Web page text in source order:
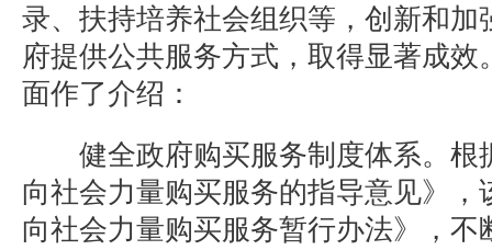
录、扶持培养社会组织等，创新和加
府提供公共服务方式，取得显著成效
面作了介绍：
健全政府购买服务制度体系。根
向社会力量购买服务的指导意见》，
向社会力量购买服务暂行办法》，不